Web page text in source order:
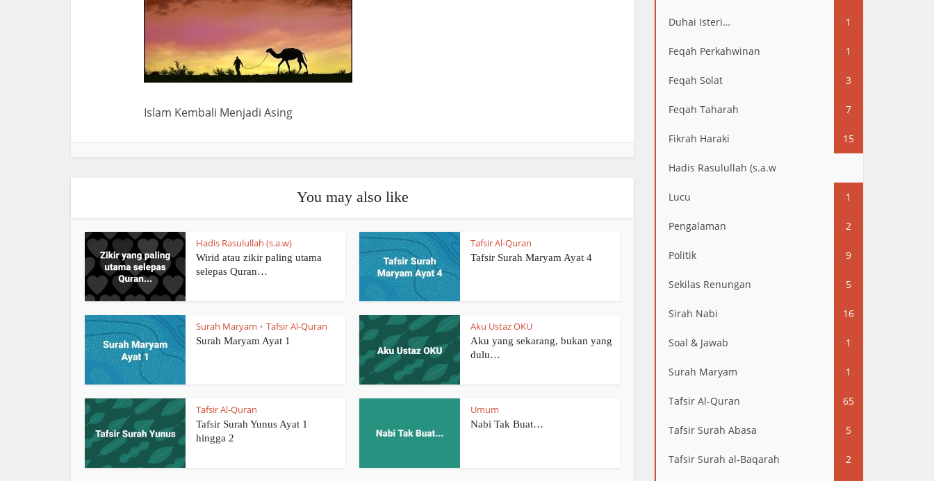
Islam Kembali Menjadi Asing
You may also like
Hadis Rasulullah (s.a.w)
Wirid atau zikir paling utama
selepas Quran…
Tafsir Al-Quran
Tafsir Surah Maryam Ayat 4
Surah Maryam • Tafsir Al-Quran
Surah Maryam Ayat 1
Aku Ustaz OKU
Aku yang sekarang, bukan yang
dulu…
Tafsir Al-Quran
Tafsir Surah Yunus Ayat 1
hingga 2
Umum
Nabi Tak Buat…
Duhai Isteri… 1
Feqah Perkahwinan 1
Feqah Solat 3
Feqah Taharah 7
Fikrah Haraki 15
Hadis Rasulullah (s.a.w
Lucu 1
Pengalaman 2
Politik 9
Sekilas Renungan 5
Sirah Nabi 16
Soal & Jawab 1
Surah Maryam 1
Tafsir Al-Quran 65
Tafsir Surah Abasa 5
Tafsir Surah al-Baqarah 2